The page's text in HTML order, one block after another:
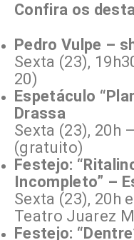
Confira os
Pedro Vulpe –
Sexta (23),
20)
Espetáculo
Drassa
Sexta (23), 20h
(gratuito)
Festejo:
Incompleto” –
Sexta (23), 20h
Teatro Juarez
Festejo: